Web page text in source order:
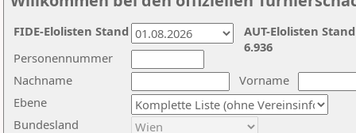
Nachname
Vorname
Ebene
Personennummer
Bundesland
AUT-Elolisten
6.936
FIDE-Elolisten Stand